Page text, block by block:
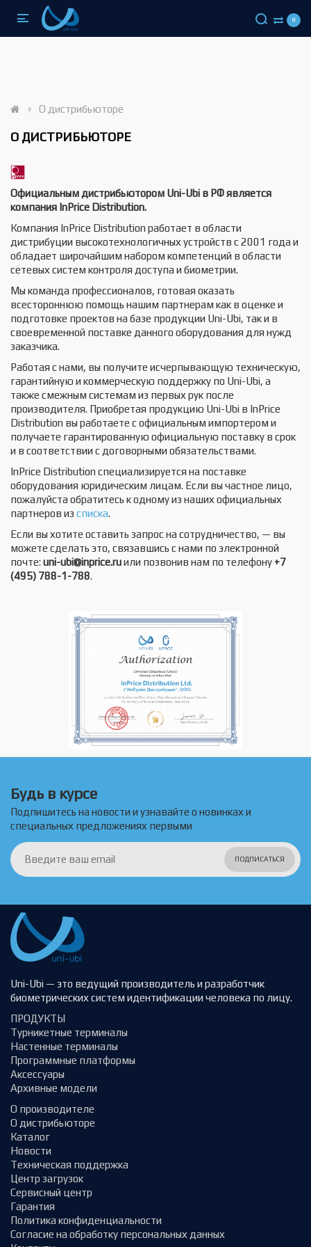
0
О дистрибьюторе
О ДИСТРИБЬЮТОРЕ
Официальным дистрибьютором Uni-Ubi в РФ является
компания InPrice Distribution.
Компания InPrice Distribution работает в области
дистрибуции высокотехнологичных устройств с 2001 года и
обладает широчайшим набором компетенций в области
сетевых систем контроля доступа и биометрии.
Мы команда профессионалов, готовая оказать
всестороннюю помощь нашим партнерам как в оценке и
подготовке проектов на базе продукции Uni-Ubi, так и в
своевременной поставке данного оборудования для нужд
заказчика.
Работая с нами, вы получите исчерпывающую техническую,
гарантийную и коммерческую поддержку по Uni-Ubi, а
также смежным системам из первых рук после
производителя. Приобретая продукцию Uni-Ubi в InPrice
Distribution вы работаете с официальным импортером и
получаете гарантированную официальную поставку в срок
и в соответствии с договорными обязательствами.
InPrice Distribution специализируется на поставке
оборудования юридическим лицам. Если вы частное лицо,
пожалуйста обратитесь к одному из наших официальных
партнеров из списка.
Если вы хотите оставить запрос на сотрудничество, — вы
можете сделать это, связавшись с нами по электронной
почте: uni-ubi@inprice.ruили позвонив нам по телефону +7
(495) 788-1-788.
Будь в курсе
Подпишитесь на новости и узнавайте о новинках и
специальных предложениях первыми
ПОДПИСАТЬСЯ
Uni-Ubi — это ведущий производитель и разработчик
биометрических систем идентификации человека по лицу.
ПРОДУКТЫ
Турникетные терминалы
Настенные терминалы
Программные платформы
Аксессуары
Архивные модели
О производителе
О дистрибьюторе
Каталог
Новости
Техническая поддержка
Центр загрузок
Сервисный центр
Гарантия
Политика конфиденциальности
Согласие на обработку персональных данных